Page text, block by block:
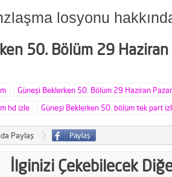
losyonu
50. Bölüm 29 Haziran
Güneşi Beklerken 50. Bölüm 29 Haziran Pazar
hd izle
Güneşi Beklerken 50. bölüm tek part
Paylaş
İlginizi Çekebilecek